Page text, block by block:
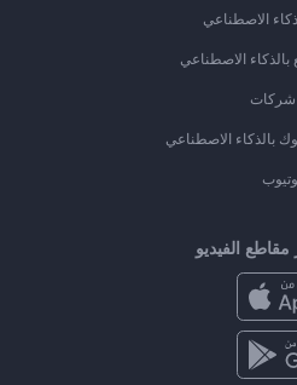
الاصطناعي
بالذكاء الاصطناعي
شركات
بالذكاء الاصطناعي
الفيديو